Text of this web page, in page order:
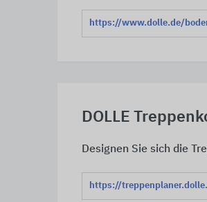
https://www.dolle.de/
DOLLE
Designen Sie sich die
https://